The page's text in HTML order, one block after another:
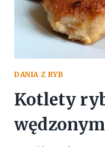
DANIA Z RYB
Kotlety
wędzonym